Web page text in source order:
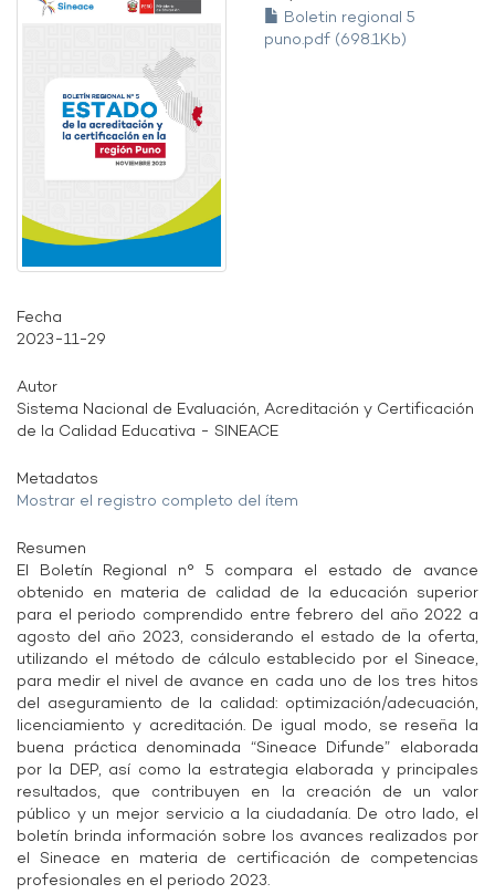
Boletin regional 5
puno.pdf (698.1Kb)
Fecha
2023-11-29
Autor
Sistema Nacional de Evaluación, Acreditación y Certificación
de la Calidad Educativa - SINEACE
Metadatos
Mostrar el registro completo del ítem
Resumen
El Boletín Regional n° 5 compara el estado de avance
obtenido en materia de calidad de la educación superior
para el periodo comprendido entre febrero del año 2022 a
agosto del año 2023, considerando el estado de la oferta,
utilizando el método de cálculo establecido por el Sineace,
para medir el nivel de avance en cada uno de los tres hitos
del aseguramiento de la calidad: optimización/adecuación,
licenciamiento y acreditación. De igual modo, se reseña la
buena práctica denominada “Sineace Difunde” elaborada
por la DEP, así como la estrategia elaborada y principales
resultados, que contribuyen en la creación de un valor
público y un mejor servicio a la ciudadanía. De otro lado, el
boletín brinda información sobre los avances realizados por
el Sineace en materia de certificación de competencias
profesionales en el periodo 2023.